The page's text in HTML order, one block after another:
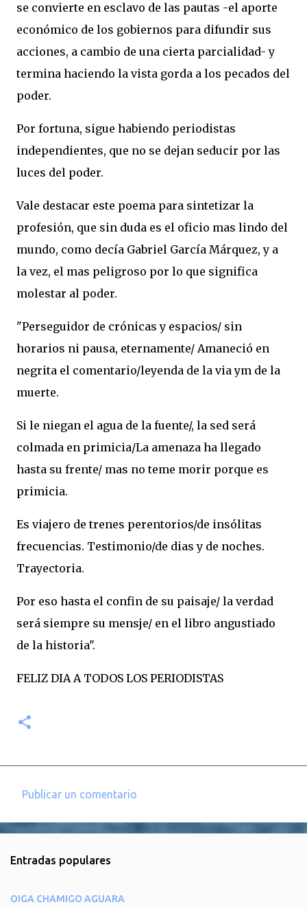
se convierte en esclavo de las pautas -el aporte
económico de los gobiernos para difundir sus
acciones, a cambio de una cierta parcialidad- y
termina haciendo la vista gorda a los pecados del
poder.
Por fortuna, sigue habiendo periodistas
independientes, que no se dejan seducir por las
luces del poder.
Vale destacar este poema para sintetizar la
profesión, que sin duda es el oficio mas lindo del
mundo, como decía Gabriel García Márquez, y a
la vez, el mas peligroso por lo que significa
molestar al poder.
"Perseguidor de crónicas y espacios/ sin
horarios ni pausa, eternamente/ Amaneció en
negrita el comentario/leyenda de la via ym de la
muerte.
Si le niegan el agua de la fuente/, la sed será
colmada en primicia/La amenaza ha llegado
hasta su frente/ mas no teme morir porque es
primicia.
Es viajero de trenes perentorios/de insólitas
frecuencias. Testimonio/de dias y de noches.
Trayectoria.
Por eso hasta el confin de su paisaje/ la verdad
será siempre su mensje/ en el libro angustiado
de la historia".
FELIZ DIA A TODOS LOS PERIODISTAS
e
t
Publicar un comentario
Entradas populares
OIGA CHAMIGO AGUARA